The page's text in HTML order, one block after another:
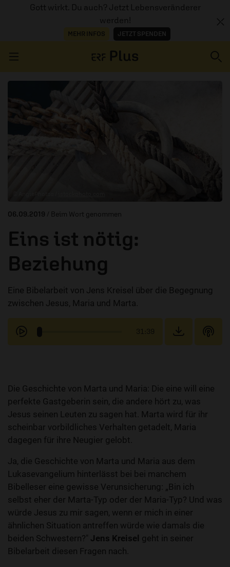
Gott wirkt. Du auch? Jetzt Lebensveränderer
werden!
MEHR INFOS JETZT SPENDEN
ERZÄHL MAL
AUDIOTHEK
06.09.2019 / Beim Wort genommen
Eins ist nötig:
Beziehung
Eine Bibelarbeit von Jens Kreisel über die Begegnung
zwischen Jesus, Maria und Marta.
31:39
Die Geschichte von Marta und Maria: Die eine will eine
perfekte Gastgeberin sein, die andere hört zu, was
Jesus seinen Leuten zu sagen hat. Marta wird für ihr
scheinbar vorbildliches Verhalten getadelt, Maria
dagegen für ihre Neugier gelobt.
Ja, die Geschichte von Marta und Maria aus dem
Lukasevangelium hinterlässt bei bei manchem
Bibelleser eine gewisse Verunsicherung: „Bin ich
selbst eher der Marta-Typ oder der Maria-Typ? Und was
würde Jesus zu mir sagen, wenn er mich in einer
ähnlichen Situation antreffen würde wie damals die
beiden Schwestern?" Jens Kreisel geht in seiner
Bibelarbeit diesen Fragen nach.